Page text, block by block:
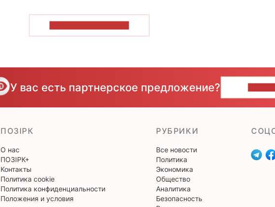
У вас есть партнерское предложение?
ПОЗІРК
О нас
ПОЗІРК+
Контакты
Политика cookie
Политика конфиденциальности
Положения и условия
РУБРИКИ
Все новости
Политика
Экономика
Общество
Аналитика
Безопасность